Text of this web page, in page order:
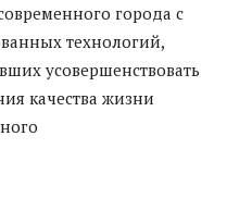
города с
технологий,
усовершенствовать
качества жизни